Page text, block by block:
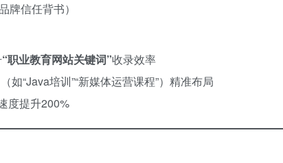
信任背书）
​“职业教育网站关键词”​收录效率
如“Java培训”“新媒体运营课程”）精准布局
度提升200%